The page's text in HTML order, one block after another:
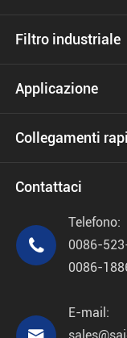
Filtro industriale
Applicazione
Collegamenti
Contattaci

Telefono:
0086-
0086-
E-mail: